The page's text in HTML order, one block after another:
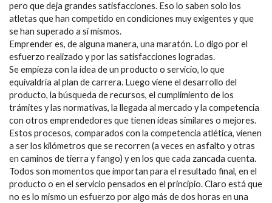
pero que deja grandes satisfacciones. Eso lo saben solo los
atletas que han competido en condiciones muy exigentes y que
se han superado a sí mismos.
Emprender es, de alguna manera, una maratón. Lo digo por el
esfuerzo realizado y por las satisfacciones logradas.
Se empieza con la idea de un producto o servicio, lo que
equivaldría al plan de carrera. Luego viene el desarrollo del
producto, la búsqueda de recursos, el cumplimiento de los
trámites y las normativas, la llegada al mercado y la competencia
con otros emprendedores que tienen ideas similares o mejores.
Estos procesos, comparados con la competencia atlética, vienen
a ser los kilómetros que se recorren (a veces en asfalto y otras
en caminos de tierra y fango) y en los que cada zancada cuenta.
Todos son momentos que importan para el resultado final, en el
producto o en el servicio pensados en el principio. Claro está que
no es lo mismo un esfuerzo por algo más de dos horas en una